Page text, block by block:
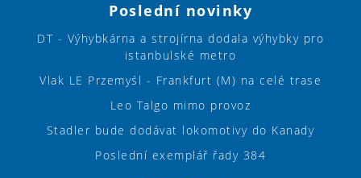
Poslední novinky
DT - Výhybkárna a strojírna dodala výhybky pro
istanbulské metro
Vlak LE Przemyśl - Frankfurt (M) na celé trase
Leo Talgo mimo provoz
Stadler bude dodávat lokomotivy do Kanady
Poslední exemplář řady 384